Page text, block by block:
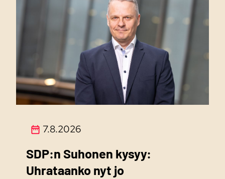
7.8.2026
SDP:n Suhonen kysyy:
Uhrataanko nyt jo